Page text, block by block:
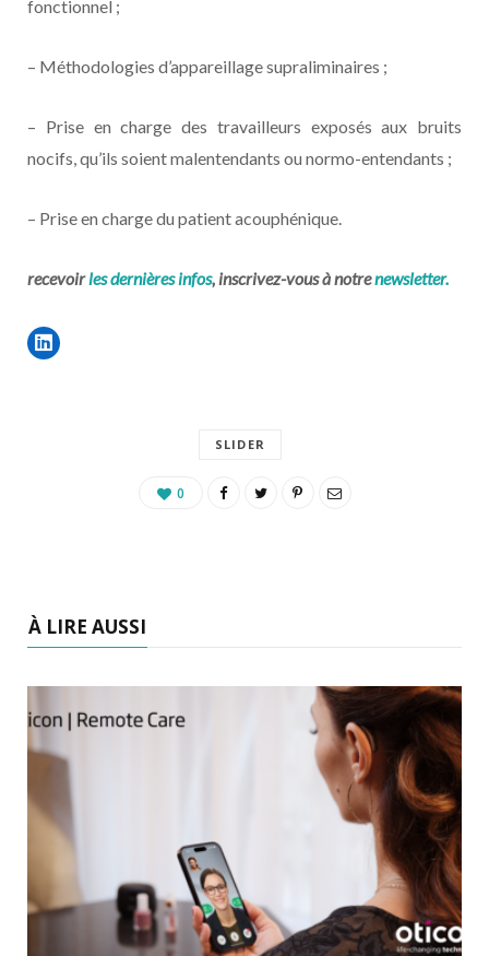
fonctionnel ;
– Méthodologies d’appareillage supraliminaires ;
– Prise en charge des travailleurs exposés aux bruits
nocifs, qu’ils soient malentendants ou normo-entendants ;
– Prise en charge du patient acouphénique.
recevoirles dernières infos, inscrivez-vous à notrenewsletter.
SLIDER
0
À LIRE AUSSI